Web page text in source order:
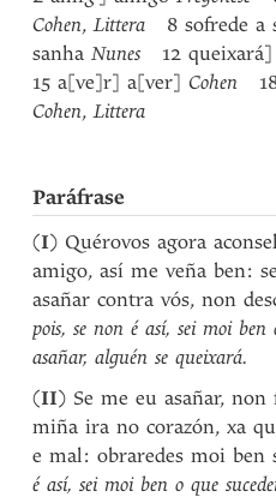
Cohen,Littera 8 sofrede a
sanhaNunes 12
15 a[ve]r] a[ver]Cohen
Cohen,Littera
Paráfrase
(I) Quérovos agora
amigo, así me veña ben:
asañar contra vós, non
pois, se non é así, sei moi ben
asañar, alguén se queixará.
(II) Se me eu asañar, non
miña ira no corazón, xa
e mal: obraredes moi ben
é así, sei moi ben o que